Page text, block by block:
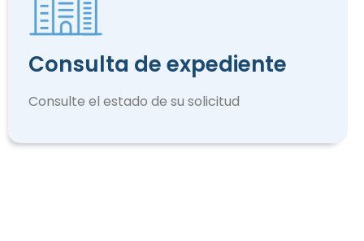
Consulta de expediente
Consulte el estado de su solicitud